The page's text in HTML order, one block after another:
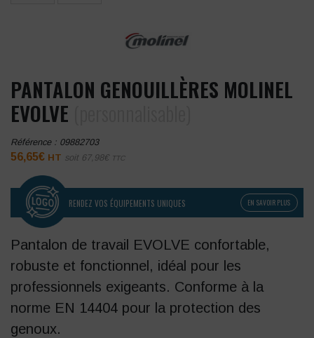
PANTALON GENOUILLÈRES MOLINEL
EVOLVE
Référence : 09882703
56,65€ HT soit 67,98€ TTC
RENDEZ VOS ÉQUIPEMENTS UNIQUES EN SAVOIR PLUS
Pantalon de travail EVOLVE confortable,
robuste et fonctionnel, idéal pour les
professionnels exigeants. Conforme à la
norme EN 14404 pour la protection des
genoux.